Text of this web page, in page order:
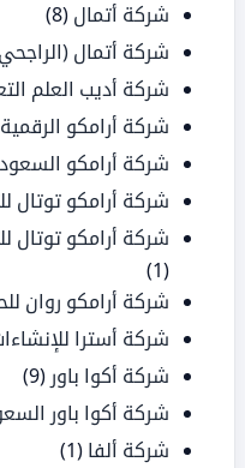
شركة أتمال (8)
شركة أتمال
شركة أديب العلم
شركة أرامكو الرقمية
شركة أرامكو
شركة أرامكو توتال
شركة أرامكو توتال
(1)
شركة أرامكو روان
شركة أسترا
شركة أكوا باور (9)
شركة أكوا باور
شركة ألفا (1)